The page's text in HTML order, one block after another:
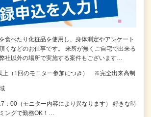
食べたり化粧品を使用し、身体測定やアンケート
くなどのお仕事です。 来所が無くご自宅で出来る
社以外の場所で実施する案件もございます…
上（1回のモニター参加につき） ※完全出来高制
：00（モニター内容により異なります） 好きな時
ングで勤務OK！…